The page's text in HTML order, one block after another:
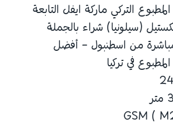
التركي ماركة ايفل التابعة
(سيلونيا) شراء بالجملة
من اسطنبول – أفضل
في تركيا